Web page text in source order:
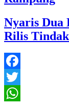
Nyaris Dua
Rilis
Facebook
Twitter